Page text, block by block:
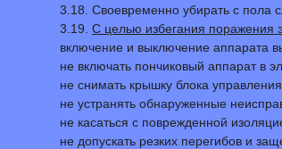
3.18. Своевременно убирать с пола
3.19. С целью избегания поражения
включение и выключение аппарата
не включать пончиковый аппарат в
не снимать крышку блока
не устранять обнаруженные
не касаться с поврежденной
не допускать резких перегибов и